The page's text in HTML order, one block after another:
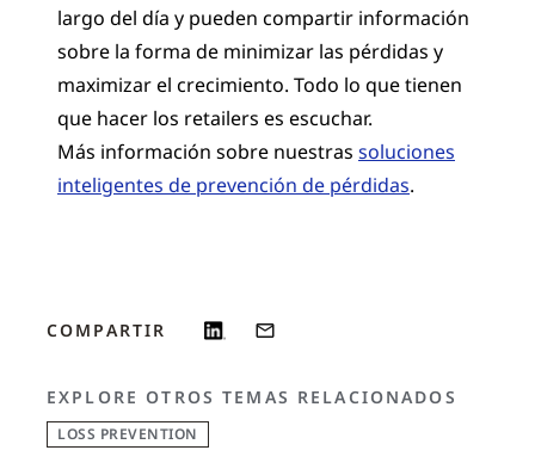
largo del día y pueden compartir información
sobre la forma de minimizar las pérdidas y
maximizar el crecimiento. Todo lo que tienen
que hacer los retailers es escuchar.
Más información sobre nuestras soluciones
inteligentes de prevención de pérdidas.
COMPARTIR
EXPLORE OTROS TEMAS RELACIONADOS
LOSS PREVENTION